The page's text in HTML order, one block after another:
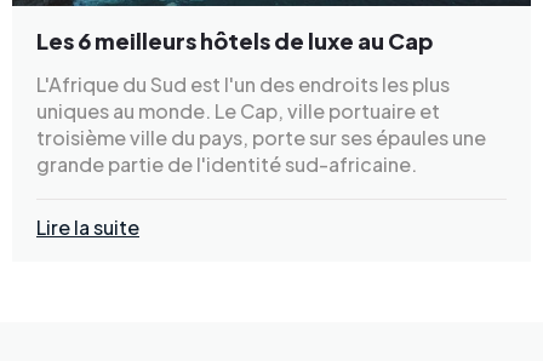
Les 6 meilleurs hôtels de luxe au Cap
L'Afrique du Sud est l'un des endroits les plus
uniques au monde. Le Cap, ville portuaire et
troisième ville du pays, porte sur ses épaules une
grande partie de l'identité sud-africaine.
Lire la suite